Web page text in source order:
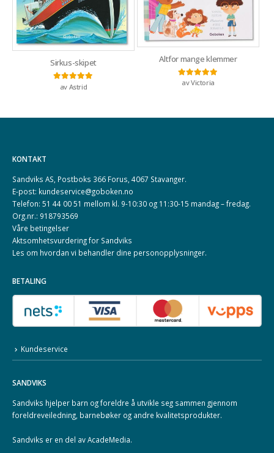
Sirkus-skipet
Vurdert5
av Astrid
Altfor mange klemmer
Vurdert5av 5
av Victoria
KONTAKT
Sandviks AS, Postboks 366 Forus, 4067 Stavanger.
E-post: kundeservice@goboken.no
Telefon: 51 44 00 51 mellom kl. 9-10:30 og 11:30-15 mandag – fredag.
Org.nr.: 918793569
Våre betingelser
Aktsomhetsvurdering for Sandviks
Les om hvordan vi behandler dine personopplysninger.
BETALING
Kundeservice
SANDVIKS
Sandviks hjelper barn og foreldre å utvikle seg sammen gjennom
foreldreveiledning, barnebøker og andre kvalitetsprodukter.
Sandviks er en del avAcadeMedia.